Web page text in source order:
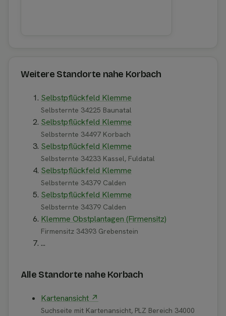
Weitere Standorte nahe Korbach
Selbstpflückfeld Klemme
Selbsternte 34225 Baunatal
Selbstpflückfeld Klemme
Selbsternte 34497 Korbach
Selbstpflückfeld Klemme
Selbsternte 34233 Kassel, Fuldatal
Selbstpflückfeld Klemme
Selbsternte 34379 Calden
Selbstpflückfeld Klemme
Selbsternte 34379 Calden
Klemme Obstplantagen (Firmensitz)
Firmensitz 34393 Grebenstein
...
Alle Standorte nahe Korbach
Kartenansicht ↗
Suchseite mit Kartenansicht, PLZ Bereich 34000